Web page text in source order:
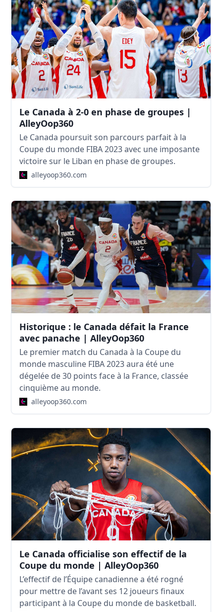
Le Canada à 2-0 en phase de groupes |
AlleyOop360
Le Canada poursuit son parcours parfait à la
Coupe du monde FIBA 2023 avec une imposante
victoire sur le Liban en phase de groupes.
alleyoop360.com
Historique : le Canada défait la France
avec panache | AlleyOop360
Le premier match du Canada à la Coupe du
monde masculine FIBA 2023 aura été une
dégelée de 30 points face à la France, classée
cinquième au monde.
alleyoop360.com
Le Canada officialise son effectif de la
Coupe du monde | AlleyOop360
L’effectif de l’Équipe canadienne a été rogné
pour mettre de l’avant ses 12 joueurs finaux
participant à la Coupe du monde de basketball.